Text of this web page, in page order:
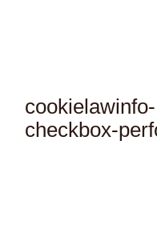
cookielawinfo-
checkbox-